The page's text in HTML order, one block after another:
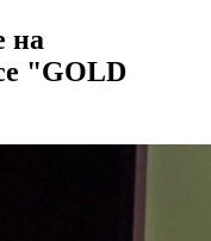
на
"GOLD